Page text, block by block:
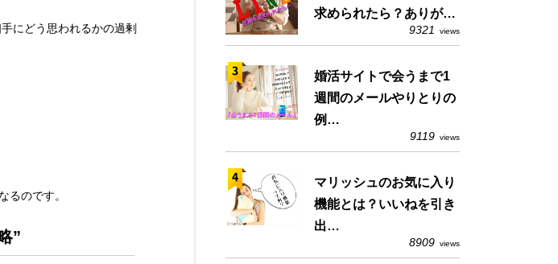
にどう思われるかの過剰
るのです。
”
求められたら？ありが…
9321 views
婚活サイトで会うまで1
週間のメールやりとりの
例…
9119 views
マリッシュのお気に入り
機能とは？いいねを引き
出…
8909 views